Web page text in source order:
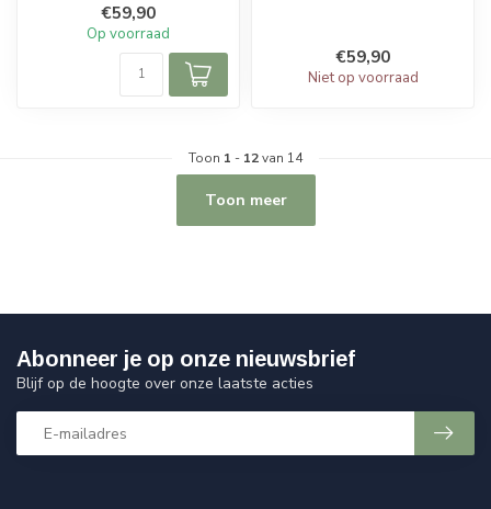
€59,90
Op voorraad
€59,90
Niet op voorraad
Toon 1 - 12van 14
Toon meer
Abonneer je op onze nieuwsbrief
Blijf op de hoogte over onze laatste acties